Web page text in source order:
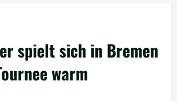
spielt sich in Bremen
warm